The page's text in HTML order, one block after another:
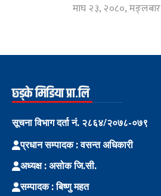
माघ २३, २०८०, मङ्लबार
छ्ड्के मिडिया प्रा.लि
सूचना विभाग दर्ता नं. २८६४/२०७८-०७९
प्रधान सम्पादक : वसन्त अधिकारी
अध्यक्ष : असोक जि.सी.
सम्पादक : बिष्णु महत